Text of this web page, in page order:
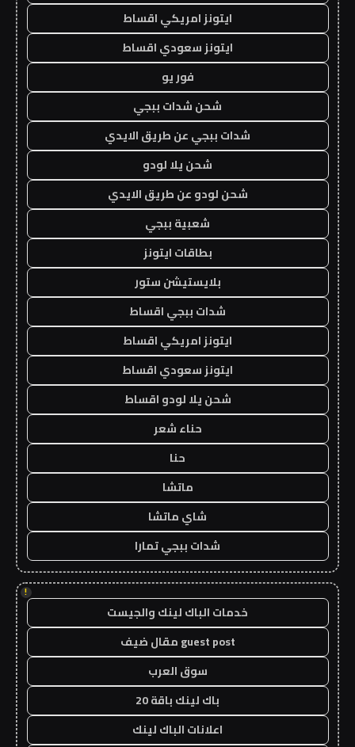
ايتونز امريكي اقساط
ايتونز سعودي اقساط
فور يو
شحن شدات ببجي
شدات ببجي عن طريق الايدي
شحن يلا لودو
شحن لودو عن طريق الايدي
شعبية ببجي
بطاقات ايتونز
بلايستيشن ستور
شدات ببجي اقساط
ايتونز امريكي اقساط
ايتونز سعودي اقساط
شحن يلا لودو اقساط
حناء شعر
حنا
ماتشا
شاي ماتشا
شدات ببجي تمارا
!
خدمات الباك لينك والجيست
guest post مقال ضيف
سوق العرب
باك لينك باقة 20
اعلانات الباك لينك